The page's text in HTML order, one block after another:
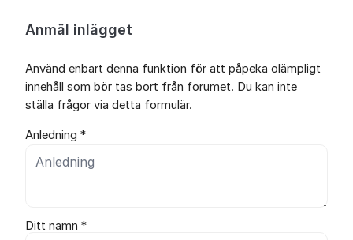
Anmäl inlägget
Använd enbart denna funktion för att påpeka olämpligt
innehåll som bör tas bort från forumet. Du kan inte
ställa frågor via detta formulär.
Anledning *
Ditt namn *